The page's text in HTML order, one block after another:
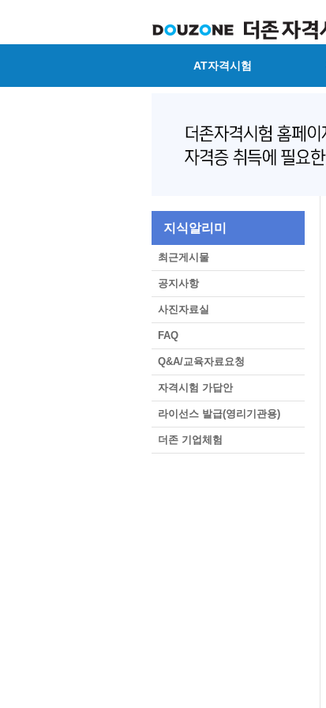
AT자격시험
지식알리미
최근게시물
공지사항
사진자료실
FAQ
Q&A/교육자료요청
자격시험 가답안
라이선스 발급(영리기관용)
더존 기업체험